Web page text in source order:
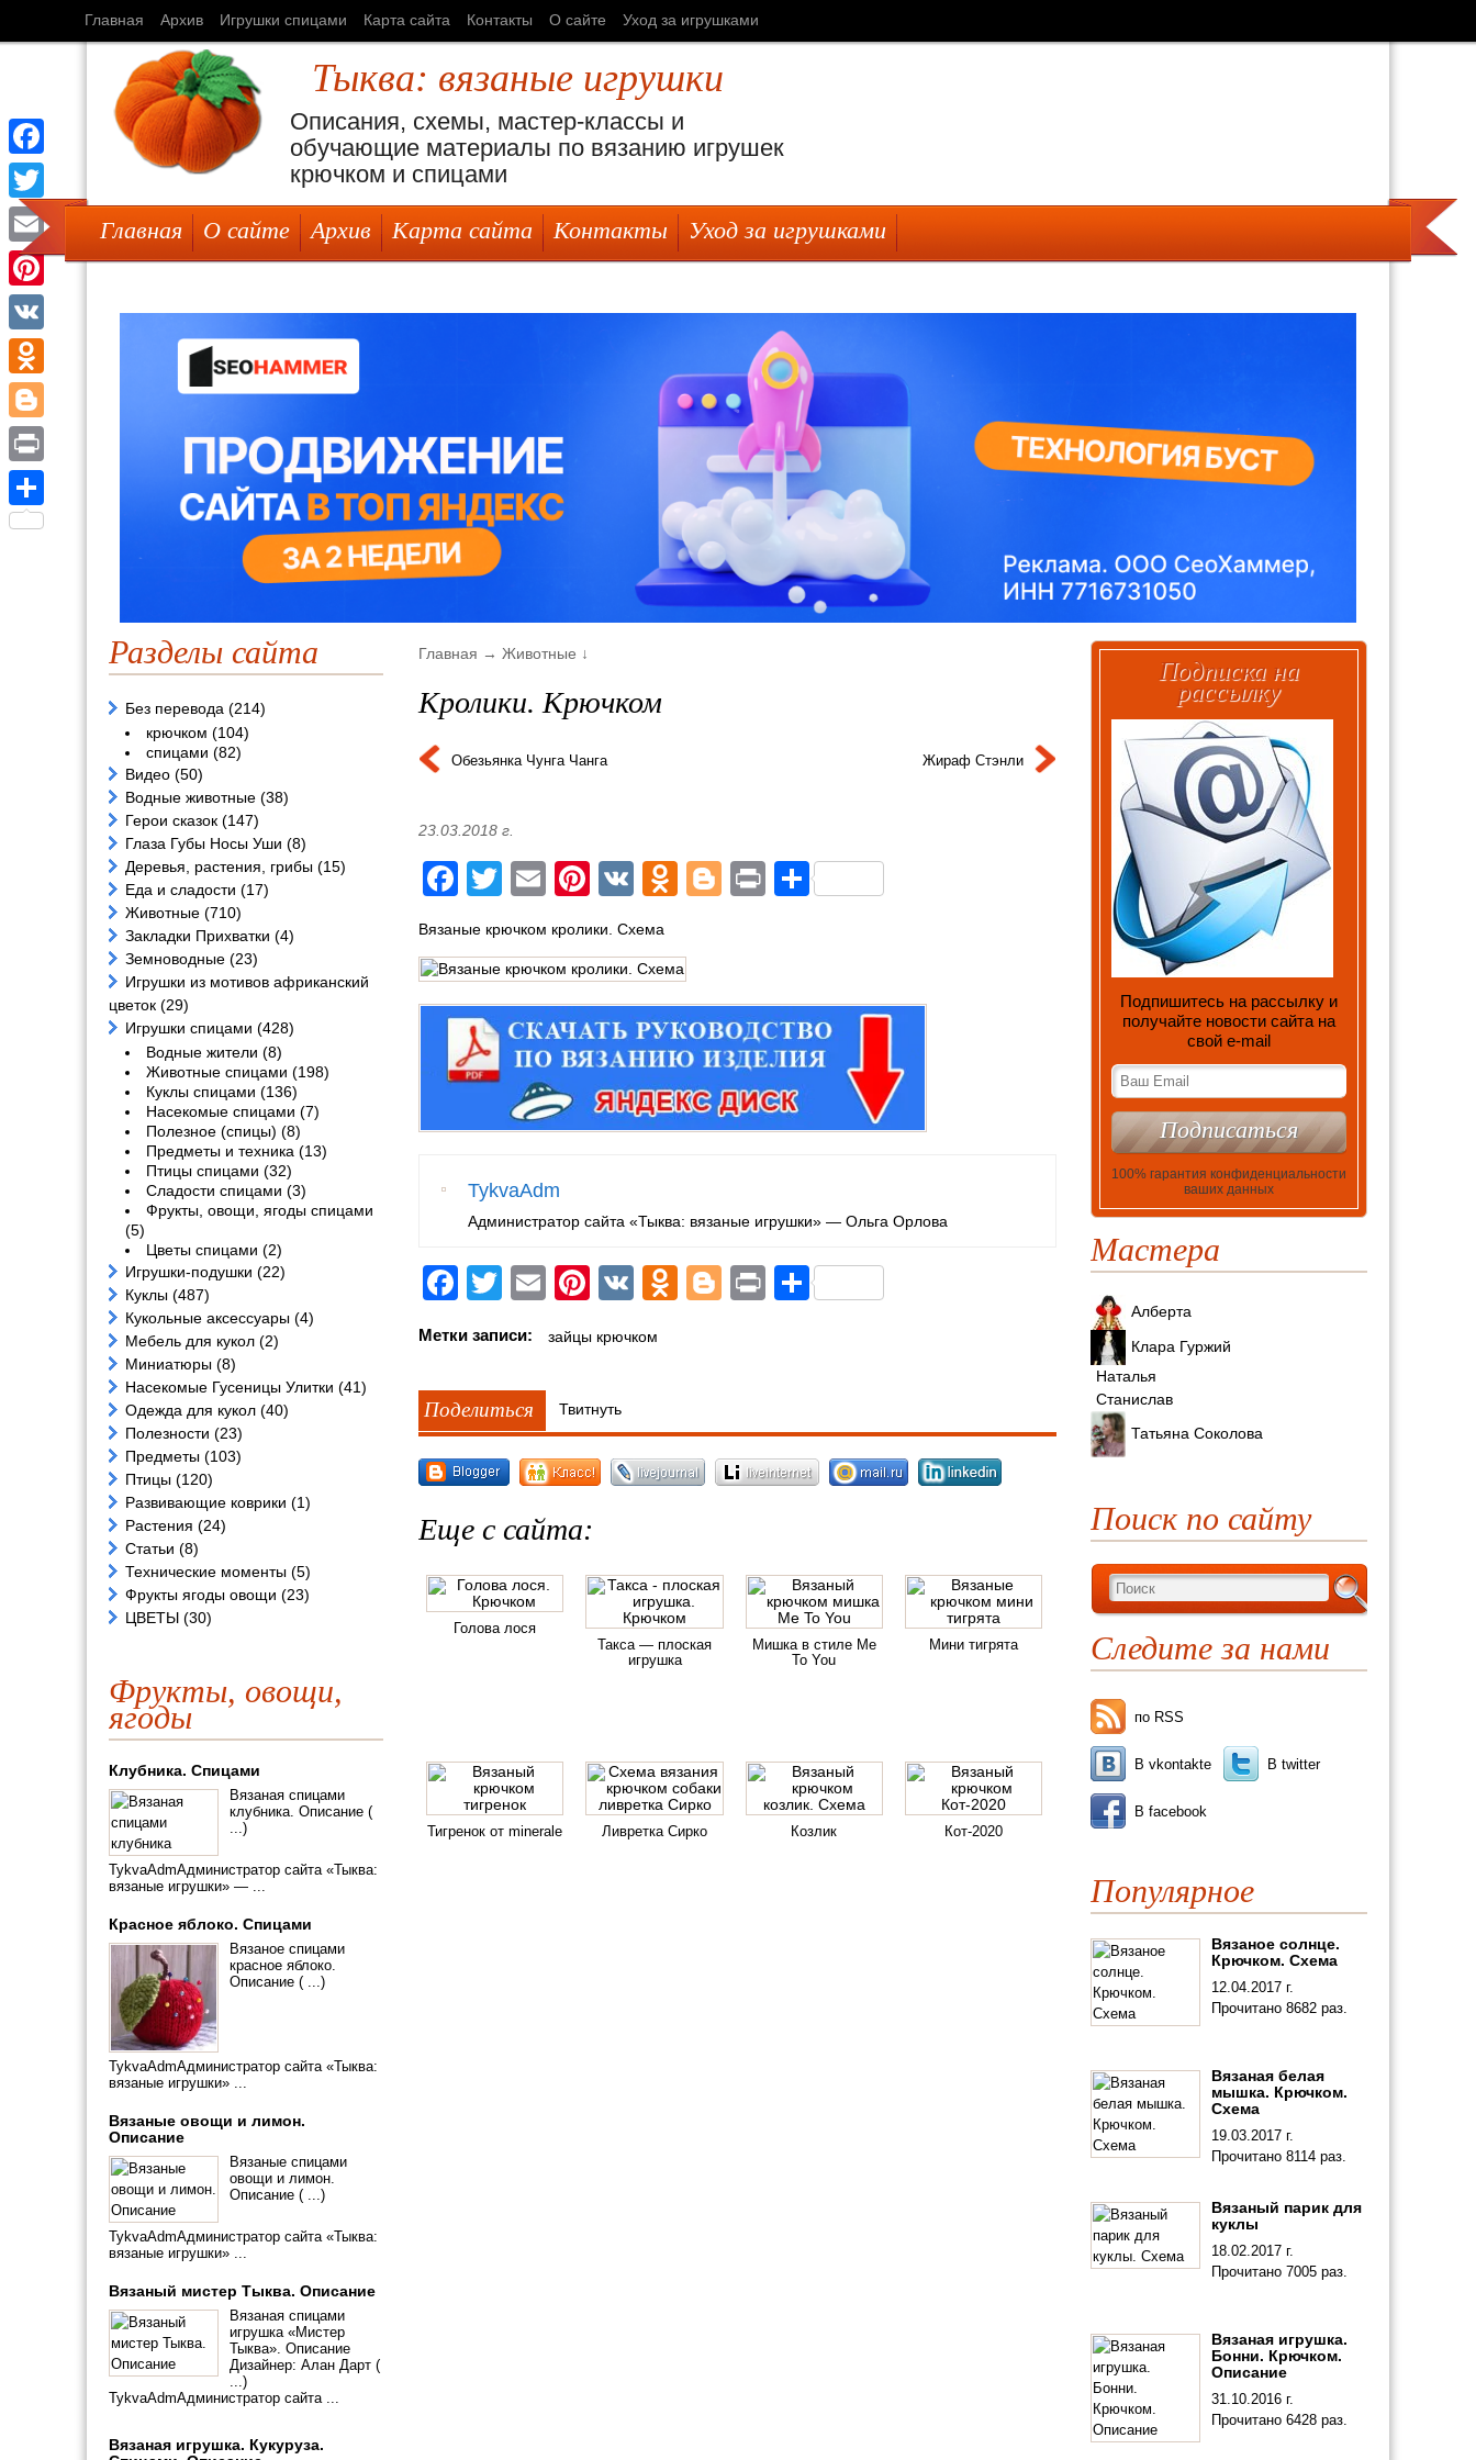
Главная Архив Игрушки спицами Карта сайта Контакты О сайте Уход за игрушками
Тыква: вязаные игрушки
Описания, схемы, мастер-классы и
обучающие материалы по вязанию игрушек
крючком и спицами
Главная О сайте Архив Карта сайта Контакты Уход за игрушками
Главная →Животные ↓
Кролики. Крючком
Обезьянка Чунга Чанга Жираф Стэнли
23.03.2018 г.
Facebook
Twitter
EmailPinterest
VK Odnoklassniki
Blogger
PrintОтправить
Вязаные крючком кролики. Схема
TykvaAdm
Администратор сайта «Тыква: вязаные игрушки» — Ольга Орлова
Facebook
Twitter
EmailPinterest
VK Odnoklassniki
Blogger
PrintОтправить
Метки записи: зайцы крючком
Поделиться Твитнуть
Еще с сайта:
Голова лося
Такса — плоская
игрушка
Мишка в стиле Me
To You
Мини тигрята
Тигренок от minerale Ливретка Сирко Козлик Кот-2020
Разделы сайта
Без перевода (214)
крючком (104)
спицами (82)
Видео (50)
Водные животные (38)
Герои сказок (147)
Глаза Губы Носы Уши (8)
Деревья, растения, грибы (15)
Еда и сладости (17)
Животные (710)
Закладки Прихватки (4)
Земноводные (23)
Игрушки из мотивов африканский
цветок (29)
Игрушки спицами (428)
Водные жители (8)
Животные спицами (198)
Куклы спицами (136)
Насекомые спицами (7)
Полезное (спицы) (8)
Предметы и техника (13)
Птицы спицами (32)
Сладости спицами (3)
Фрукты, овощи, ягоды спицами
(5)
Цветы спицами (2)
Игрушки-подушки (22)
Куклы (487)
Кукольные аксессуары (4)
Мебель для кукол (2)
Миниатюры (8)
Насекомые Гусеницы Улитки (41)
Одежда для кукол (40)
Полезности (23)
Предметы (103)
Птицы (120)
Развивающие коврики (1)
Растения (24)
Статьи (8)
Технические моменты (5)
Фрукты ягоды овощи (23)
ЦВЕТЫ (30)
Фрукты, овощи,
ягоды
Клубника. Спицами
Вязаная спицами
клубника. Описание (
...)
TykvaAdmАдминистратор сайта «Тыква:
вязаные игрушки» — ...
Красное яблоко. Спицами
Вязаное спицами
красное яблоко.
Описание ( ...)
TykvaAdmАдминистратор сайта «Тыква:
вязаные игрушки» ...
Вязаные овощи и лимон.
Описание
Вязаные спицами
овощи и лимон.
Описание ( ...)
TykvaAdmАдминистратор сайта «Тыква:
вязаные игрушки» ...
Вязаный мистер Тыква. Описание
Вязаная спицами
игрушка «Мистер
Тыква». Описание
Дизайнер: Алан Дарт (
...)
TykvaAdmАдминистратор сайта ...
Вязаная игрушка. Кукуруза.
Подписка на
рассылку
Подпишитесь на рассылку и
получайте новости сайта на
свой е-mail
100% гарантия конфиденциальности
ваших данных
Мастера
Алберта
Клара Гуржий
Наталья
Станислав
Татьяна Соколова
Поиск по сайту
Следите за нами
по RSS
В vkontakte В twitter
В facebook
Популярное
Вязаное солнце.
Крючком. Схема
12.04.2017 г.
Прочитано 8682 раз.
Вязаная белая
мышка. Крючком.
Схема
19.03.2017 г.
Прочитано 8114 раз.
Вязаный парик для
куклы
18.02.2017 г.
Прочитано 7005 раз.
Вязаная игрушка.
Бонни. Крючком.
Описание
31.10.2016 г.
Прочитано 6428 раз.
Facebook
Twitter
Email
Pinterest
VK
Odnoklassniki
Blogger
Print
Отправить